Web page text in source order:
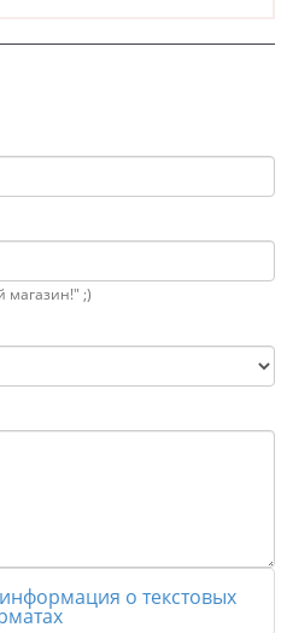
магазин!" ;)
о текстовых